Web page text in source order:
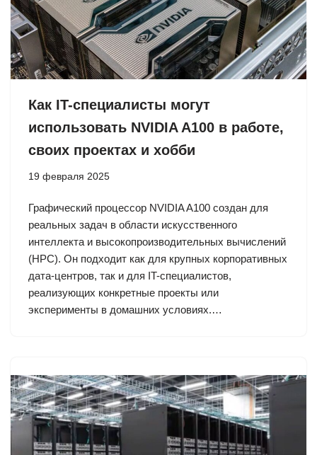
Как IT-специалисты могут
использовать NVIDIA A100 в работе,
своих проектах и хобби
19 февраля 2025
Графический процессор NVIDIA A100 создан для
реальных задач в области искусственного
интеллекта и высокопроизводительных вычислений
(HPC). Он подходит как для крупных корпоративных
дата-центров, так и для IT-специалистов,
реализующих конкретные проекты или
эксперименты в домашних условиях.…